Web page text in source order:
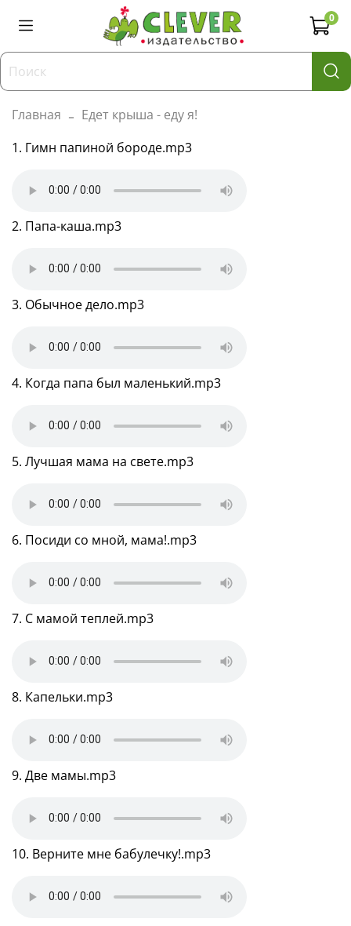
0
Главная
Едет крыша - еду я!
1. Гимн папиной бороде.mp3
2. Папа-каша.mp3
3. Обычное дело.mp3
4. Когда папа был маленький.mp3
5. Лучшая мама на свете.mp3
6. Посиди со мной, мама!.mp3
7. С мамой теплей.mp3
8. Капельки.mp3
9. Две мамы.mp3
10. Верните мне бабулечку!.mp3